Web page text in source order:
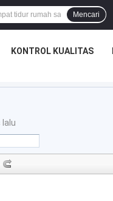
Mencari
KONTROL KUALITAS
lalu